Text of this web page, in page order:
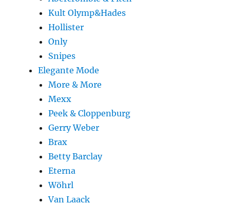
Kult Olymp&Hades
Hollister
Only
Snipes
Elegante Mode
More & More
Mexx
Peek & Cloppenburg
Gerry Weber
Brax
Betty Barclay
Eterna
Wöhrl
Van Laack